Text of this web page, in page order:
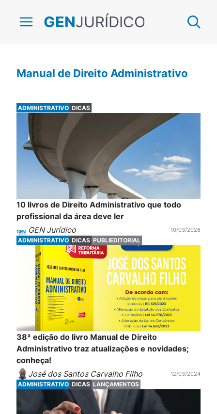
GENJURÍDICO
Manual de Direito Administrativo
ADMINISTRATIVO DICAS
10 livros de Direito Administrativo que todo
profissional da área deve ler
GEN Jurídico
10/03/2026
ADMINISTRATIVO DICAS PUBLIEDITORIAL
38ª edição do livro Manual de Direito
Administrativo traz atualizações e novidades;
conheça!
José dos Santos Carvalho Filho
12/03/2024
ADMINISTRATIVO DICAS LANÇAMENTOS